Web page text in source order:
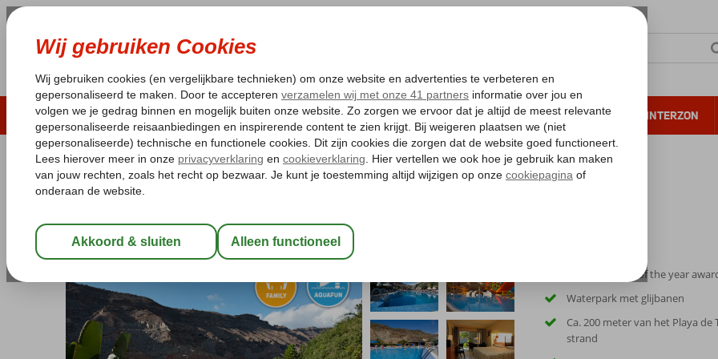
LAST MINUTE ZOMER 2026 ZONVAKANTIE VERRE REIZEN ALL INCLUSIVE WINTERZON
Pakketgarantie Laagsteprijsgarantie* Gratis annuleren*
Home
Spanje Canarische Eilanden
Livvo Costa Taurito
All Inclusive Hotel
Winnaar Hotel of the year
Waterpark met glijbanen
Ca. 200 meter van het Playa de
strand